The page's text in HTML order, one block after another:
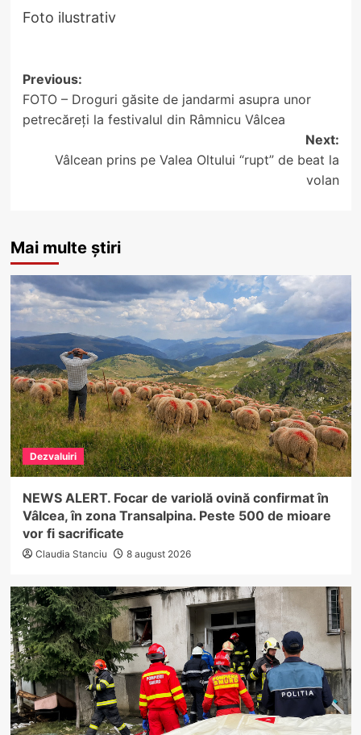
Foto ilustrativ
Post
navigation
Previous:
FOTO – Droguri găsite de jandarmi asupra unor
petrecăreți la festivalul din Râmnicu Vâlcea
Next:
Vâlcean prins pe Valea Oltului “rupt” de beat la
volan
Mai multe știri
Dezvaluiri
NEWS ALERT. Focar de variolă ovină confirmat în
Vâlcea, în zona Transalpina. Peste 500 de mioare
vor fi sacrificate
Claudia Stanciu 8 august 2026